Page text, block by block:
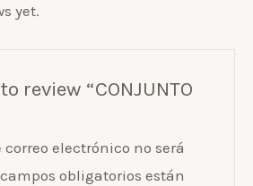
yet.
review “CONJUNTO
electrónico no será
campos obligatorios están